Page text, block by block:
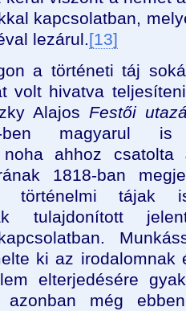
kapcsolatban,
lezárul. [13]
a történeti táj
volt hivatva
Alajos Festői
ben magyarul is
noha ahhoz
1818-ban
tájak
tulajdonított
ki az irodalomnak
elterjedésére
azonban még